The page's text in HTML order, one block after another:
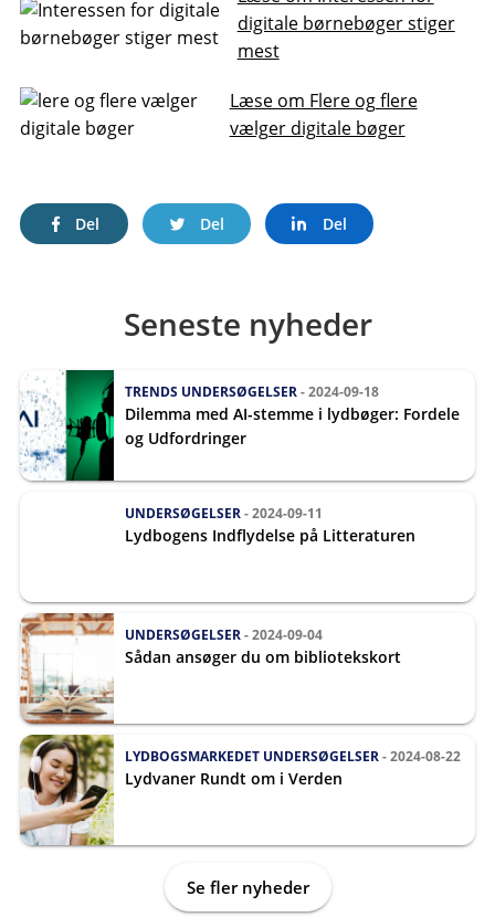
digitale børnebøger stiger
mest
Læse om Flere og flere
vælger digitale bøger
Del Del Del
Seneste nyheder
TRENDS UNDERSØGELSER- 2024-09-18
Dilemma med AI-stemme i lydbøger: Fordele
og Udfordringer
UNDERSØGELSER- 2024-09-11
Lydbogens Indflydelse på Litteraturen
UNDERSØGELSER- 2024-09-04
Sådan ansøger du om bibliotekskort
LYDBOGSMARKEDET UNDERSØGELSER- 2024-08-22
Lydvaner Rundt om i Verden
Se fler nyheder